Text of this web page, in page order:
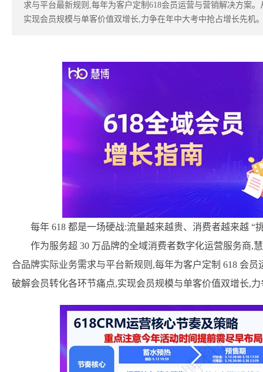
求与平台最新规则,每年为客户定制618会员运营与营销解决方案
实现会员规模与单客价值双增长,力争在年中大考中抢占增长先机
每年 618 都是一场硬战:流量越来越贵、消费者越来越 “
作为服务超 30 万品牌的全域消费者数字化运营服务商,
合品牌实际业务需求与平台新规则,每年为客户定制 618 会
破解会员转化各环节痛点,实现会员规模与单客价值双增长,